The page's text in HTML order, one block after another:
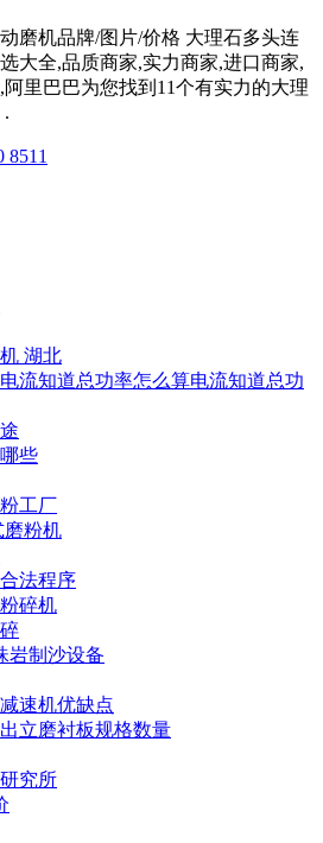
磨机品牌/图片/价格 大理石多头连
大全,品质商家,实力商家,进口商家,
里巴巴为您找到11个有实力的大理
.
8511
湖北
流知道总功率怎么算电流知道总功
些
工厂
粉机
法程序
碎机
岩制沙设备
速机优缺点
立磨衬板规格数量
究所